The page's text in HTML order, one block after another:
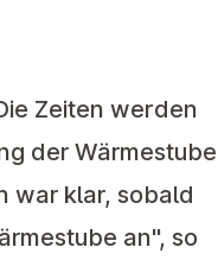
Zeiten werden
der Wärmestube
war klar, sobald
an", so